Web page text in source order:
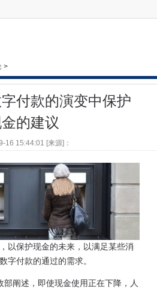
>
付款的演变中保护
的建议
16 15:44:01 [来源]：
以保护现金的未来，以满足某些消
字付款的通过的需求。
部阐述，即使现金使用正在下降，人